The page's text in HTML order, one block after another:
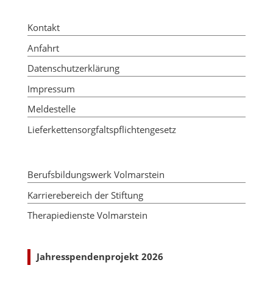
Kontakt
Anfahrt
Datenschutzerklärung
Impressum
Meldestelle
Lieferkettensorgfaltspflichtengesetz
Berufsbildungswerk Volmarstein
Karrierebereich der Stiftung
Therapiedienste Volmarstein
Jahresspendenprojekt 2026